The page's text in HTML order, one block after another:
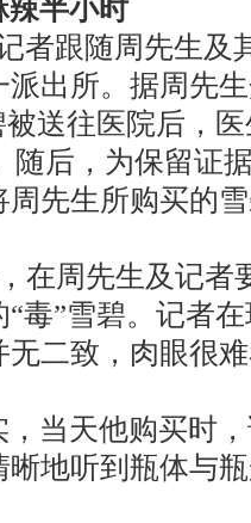
辣半小时
者跟随周先生及
出所。据周先
被送往医院后，
随后，为保留证
先生所购买的
在周先生及记者
“毒”雪碧。记者
二致，肉眼很
当天他购买时
地听到瓶体与